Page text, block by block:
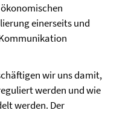
einerseits und
wir uns damit,
werden und wie
werden. Der